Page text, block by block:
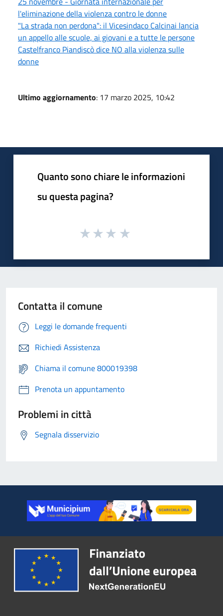
l'eliminazione della violenza contro le donne
"La strada non perdona": il Vicesindaco Calcinai lancia
un appello alle scuole, ai giovani e a tutte le persone
Castelfranco Piandiscò dice NO alla violenza sulle
donne
Ultimo aggiornamento: 17 marzo 2025, 10:42
Quanto sono chiare le informazioni
su questa pagina?
Contatta il comune
Leggi le domande frequenti
Richiedi Assistenza
Chiama il comune 800019398
Prenota un appuntamento
Problemi in città
Segnala disservizio